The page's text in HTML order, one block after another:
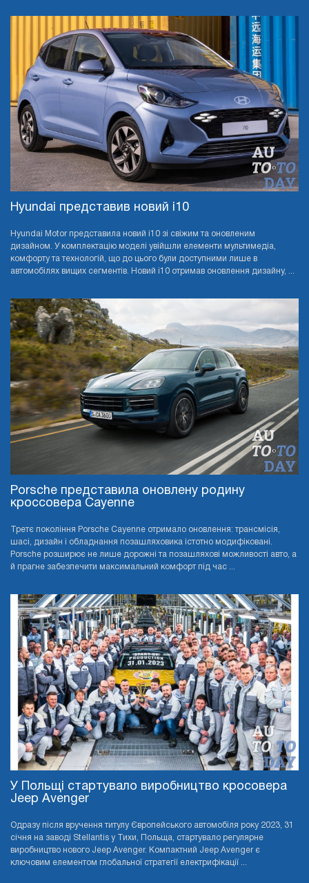
Hyundai представив новий i10
Hyundai Motor представила новий i10 зі свіжим та оновленим
дизайном. У комплектацію моделі увійшли елементи мультимедіа,
комфорту та технологій, що до цього були доступними лише в
автомобілях вищих сегментів. Новий i10 отримав оновлення дизайну, ...
Porsche представила оновлену родину
кроссовера Cayenne
Третє покоління Porsche Cayenne отримало оновлення: трансмісія,
шасі, дизайн і обладнання позашляховика істотно модифіковані.
Porsche розширює не лише дорожні та позашляхові можливості авто, а
й прагне забезпечити максимальний комфорт під час ...
У Польщі стартувало виробництво кросовера
Jeep Avenger
Одразу після вручення титулу Європейського автомобіля року 2023, 31
січня на заводі Stellantis у Тихи, Польща, стартувало регулярне
виробництво нового Jeep Avenger. Компактний Jeep Avenger є
ключовим елементом глобальної стратегії електрифікації ...